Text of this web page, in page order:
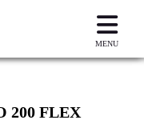
MENU
200 FLEX